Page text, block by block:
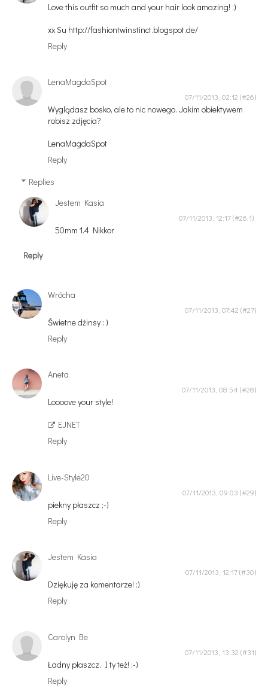
Love this outfit so much and your hair look amazing! :)
xx Su http://fashiontwinstinct.blogspot.de/
Reply
LenaMagdaSpot
07/11/2013, 02:12
Wyglądasz bosko, ale to nic nowego. Jakim obiektywem
robisz zdjęcia?
LenaMagdaSpot
Reply
Replies
Jestem Kasia
07/11/2013, 12:17
50mm 1.4 Nikkor
Reply
Wrócha
07/11/2013, 07:42
Świetne dżinsy : )
Reply
Aneta
07/11/2013, 08:54
Loooove your style!
EJNET
Reply
Live-Style20
07/11/2013, 09:03
piekny płaszcz ;-)
Reply
Jestem Kasia
07/11/2013, 12:17
Dziękuję za komentarze! :)
Reply
Carolyn Be
07/11/2013, 13:32
Ładny płaszcz. I ty też! ;-)
Reply